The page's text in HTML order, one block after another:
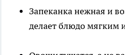
Запеканка нежная и
делает блюдо мягким